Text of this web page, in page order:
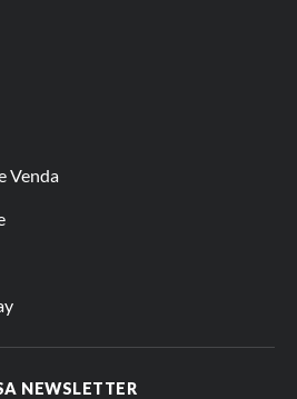
Venda
NEWSLETTER